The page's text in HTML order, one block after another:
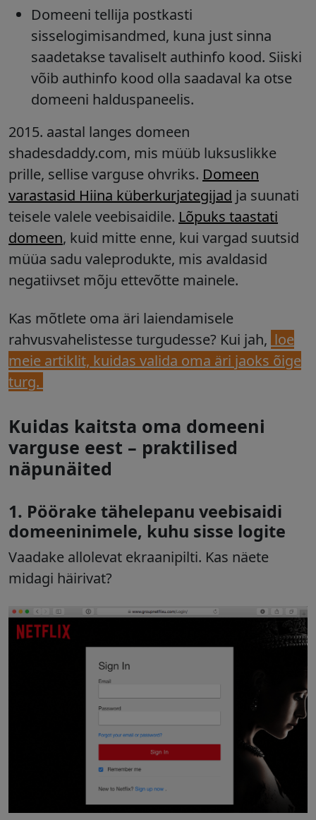
Domeeni tellija postkasti
sisselogimisandmed, kuna just sinna
saadetakse tavaliselt authinfo kood. Siiski
võib authinfo kood olla saadaval ka otse
domeeni halduspaneelis.
2015. aastal langes domeen
shadesdaddy.com, mis müüb luksuslikke
prille, sellise varguse ohvriks. Domeen
varastasid Hiina küberkurjategijad ja suunati
teisele valele veebisaidile. Lõpuks taastati
domeen, kuid mitte enne, kui vargad suutsid
müüa sadu valeprodukte, mis avaldasid
negatiivset mõju ettevõtte mainele.
Kas mõtlete oma äri laiendamisele
rahvusvahelistesse turgudesse? Kui jah, loe
meie artiklit, kuidas valida oma äri jaoks õige
turg.
Kuidas kaitsta oma domeeni
varguse eest – praktilised
näpunäited
1. Pöörake tähelepanu veebisaidi
domeeninimele, kuhu sisse logite
Vaadake allolevat ekraanipilti. Kas näete
midagi häirivat?